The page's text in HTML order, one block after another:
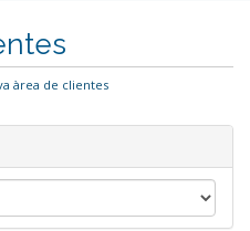
àrea de clientes